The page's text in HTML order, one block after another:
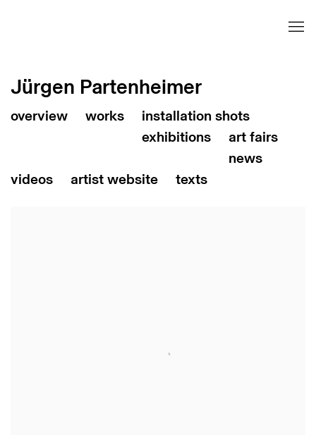
Jürgen Partenheimer
installation shots
art fairs
news
videos
artist website texts